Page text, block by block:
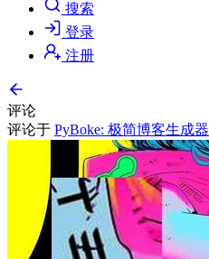
搜索
登录
注册
评论
评论于 PyBoke: 极简博客生成器